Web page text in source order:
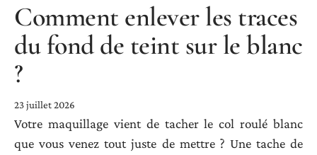
Comment enlever les traces
du fond de teint sur le blanc
?
23 juillet 2026
Votre maquillage vient de tacher le col roulé blanc
que vous venez tout juste de mettre ? Une tache de